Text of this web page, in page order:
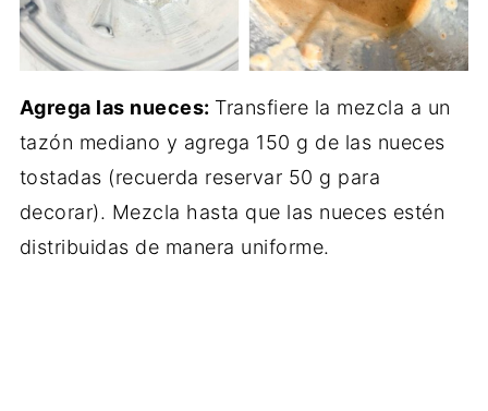
Agrega las nueces: Transfiere la mezcla a un
tazón mediano y agrega 150 g de las nueces
tostadas (recuerda reservar 50 g para
decorar). Mezcla hasta que las nueces estén
distribuidas de manera uniforme.